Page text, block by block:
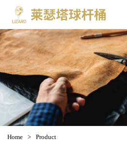
Home > Product